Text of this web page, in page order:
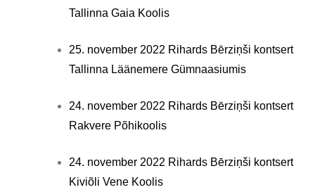
Tallinna Gaia Koolis
25. november 2022 Rihards Bērziņši kontsert
Tallinna Läänemere Gümnaasiumis
24. november 2022 Rihards Bērziņši kontsert
Rakvere Põhikoolis
24. november 2022 Rihards Bērziņši kontsert
Kiviõli Vene Koolis